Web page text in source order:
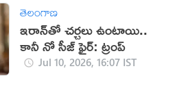
తెలంగాణ
‌ఇరాన్‌తో చర్చలు ఉంటాయి..
కానీ నో సీజ్ ఫైర్: ట్రంప్
Jul 10, 2026, 16:07 IST